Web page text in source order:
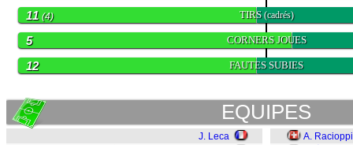
TIRS(cadrés)
11 (4)
CORNERS JOUES
5
FAUTES SUBIES
12
EQUIPES
J. Leca
A. Racioppi